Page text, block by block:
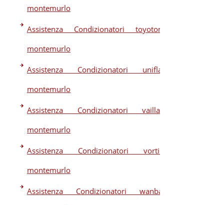
montemurlo
Assistenza Condizionatori toyotomi
montemurlo
Assistenza Condizionatori uniflair
montemurlo
Assistenza Condizionatori vaillant
montemurlo
Assistenza Condizionatori vortice
montemurlo
Assistenza Condizionatori wanbao